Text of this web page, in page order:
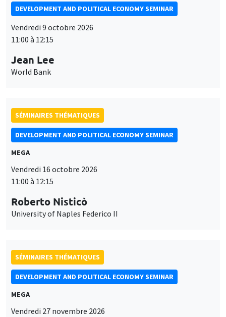
DEVELOPMENT AND POLITICAL ECONOMY SEMINAR
Vendredi 9 octobre 2026
11:00 à 12:15
Jean Lee
World Bank
SÉMINAIRES THÉMATIQUES
DEVELOPMENT AND POLITICAL ECONOMY SEMINAR
MEGA
Vendredi 16 octobre 2026
11:00 à 12:15
Roberto Nisticò
University of Naples Federico II
SÉMINAIRES THÉMATIQUES
DEVELOPMENT AND POLITICAL ECONOMY SEMINAR
MEGA
Vendredi 27 novembre 2026